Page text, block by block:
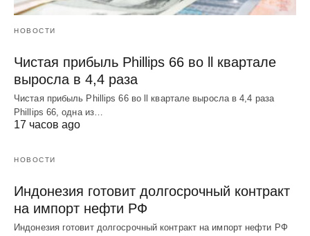
НОВОСТИ
Чистая прибыль Phillips 66 во ll квартале
выросла в 4,4 раза
Чистая прибыль Phillips 66 во ll квартале выросла в 4,4 раза
Phillips 66, одна из…
17 часов ago
НОВОСТИ
Индонезия готовит долгосрочный контракт
на импорт нефти РФ
Индонезия готовит долгосрочный контракт на импорт нефти РФ